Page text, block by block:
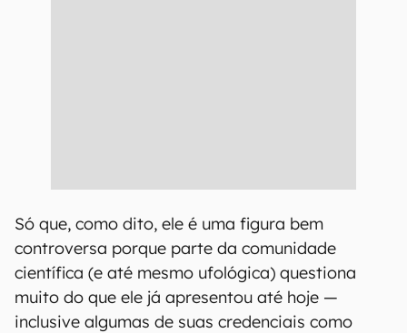
Só que, como dito, ele é uma figura bem
controversa porque parte da comunidade
científica (e até mesmo ufológica) questiona
muito do que ele já apresentou até hoje —
inclusive algumas de suas credenciais como